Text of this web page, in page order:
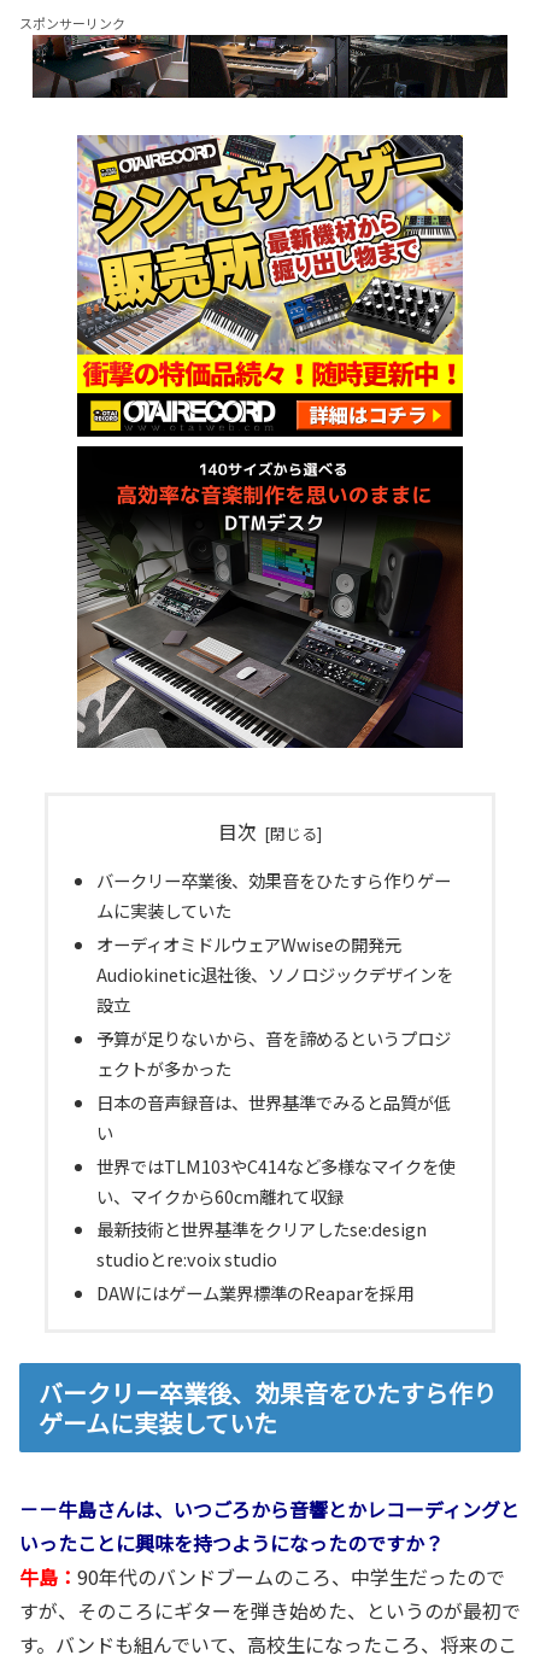
スポンサーリンク
目次
バークリー卒業後、効果音をひたすら作りゲー
ムに実装していた
オーディオミドルウェアWwiseの開発元
Audiokinetic退社後、ソノロジックデザインを
設立
予算が足りないから、音を諦めるというプロジ
ェクトが多かった
日本の音声録音は、世界基準でみると品質が低
い
世界ではTLM103やC414など多様なマイクを使
い、マイクから60cm離れて収録
最新技術と世界基準をクリアしたse:design
studioとre:voix studio
DAWにはゲーム業界標準のReaparを採用
バークリー卒業後、効果音をひたすら作り
ゲームに実装していた
－－牛島さんは、いつごろから音響とかレコーディングと
いったことに興味を持つようになったのですか？
牛島： 90年代のバンドブームのころ、中学生だったので
すが、そのころにギターを弾き始めた、というのが最初で
す。バンドも組んでいて、高校生になったころ、将来のこ